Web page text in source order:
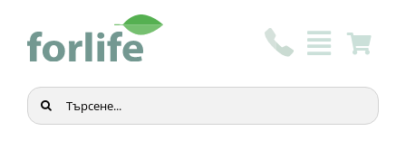
content
Търсене
...